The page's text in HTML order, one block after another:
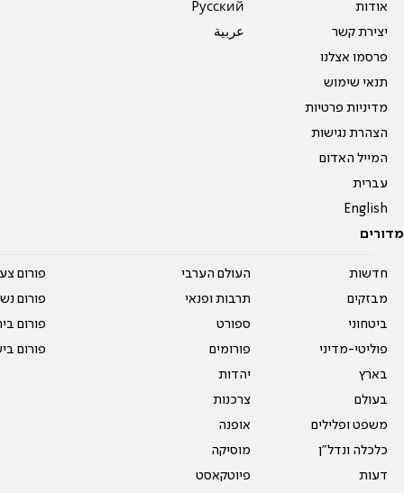
אודות
יצירת קשר
פרסמו אצלנו
תנאי שימוש
מדיניות פרטיות
הצהרת נגישות
המייל האדום
עברית
English
Pусский
عربية
מדורים
חדשות
מבזקים
ביטחוני
פוליטי-מדיני
בארץ
בעולם
משפט ופלילים
כלכלה ונדל"ן
דעות
העולם הערבי
תרבות ופנאי
ספורט
פורומים
יהדות
צרכנות
אופנה
מוסיקה
פיוטקאסט
פורום
פורום
פורום
פורום